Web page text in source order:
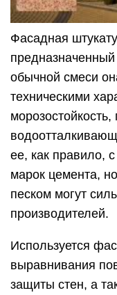
Фасадная
предназначенный
обычной смеси
техническими
морозостойкость,
ее, как правило,
марок цемента,
песком могут
производителей.
Используется
выравнивания
защиты стен, а